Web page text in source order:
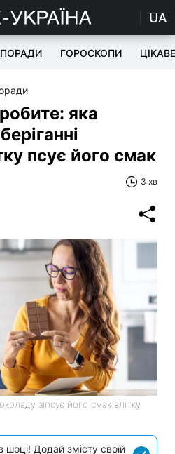
UA
ПОРАДИ ГОРОСКОПИ ЦІКАВЕ
яка
псує його смак
3 хв
зіпсує його смак влітку
шоці! Додай змісту своїй